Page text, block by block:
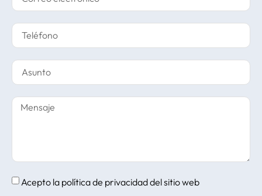
Acepto la política de privacidaddel sitio web